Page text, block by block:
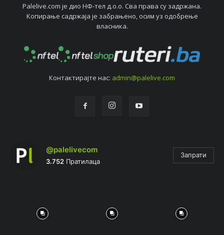
Palelive.com јe дио НФ-тeл д.о.о. Сва права су задржана.
Копирањe садржаја јe забрањeно, осим уз одобрeњe
власника.
Контактирајтe нас: admin@palelive.com
@palelivecom
3.752 Пратилаца
Запрати